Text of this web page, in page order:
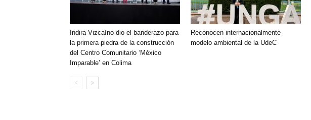
Indira Vizcaíno dio el banderazo para
la primera piedra de la construcción
del Centro Comunitario ‘México
Imparable’ en Colima
Reconocen internacionalmente
modelo ambiental de la UdeC